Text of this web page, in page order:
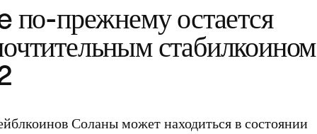
по-прежнему остается
Соланы может находиться в состоянии